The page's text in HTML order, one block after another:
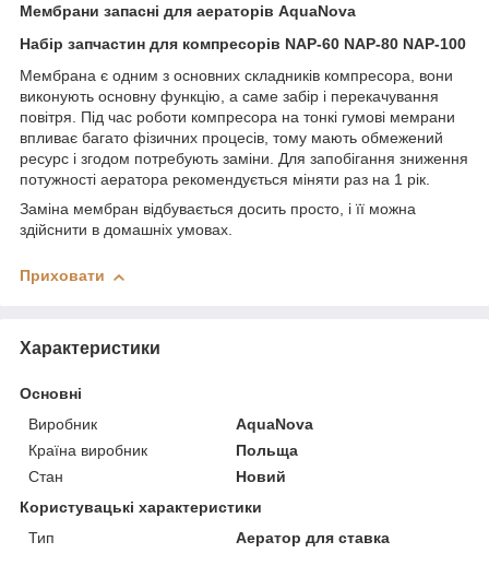
Мембрани запасні для аераторів AquaNova
Набір запчастин для компресорів NAP-60 NAP-80 NAP-100
Мембрана є одним з основних складників компресора, вони
виконують основну функцію, а саме забір і перекачування
повітря. Під час роботи компресора на тонкі гумові мемрани
впливає багато фізичних процесів, тому мають обмежений
ресурс і згодом потребують заміни. Для запобігання зниження
потужності аератора рекомендується міняти раз на 1 рік.
Заміна мембран відбувається досить просто, і її можна
здійснити в домашніх умовах.
Приховати
Характеристики
Основні
Виробник
AquaNova
Країна виробник
Польща
Стан
Новий
Користувацькі характеристики
Тип
Аератор для ставка